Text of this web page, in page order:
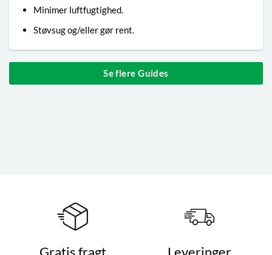
Minimer luftfugtighed.
Støvsug og/eller gør rent.
Se flere Guides
Gratis fragt Leveringer